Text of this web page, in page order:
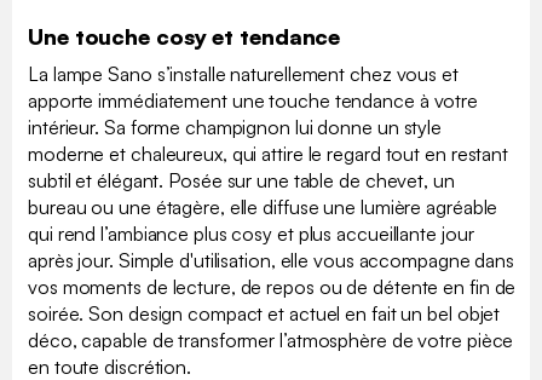
Une touche cosy et tendance
La lampe Sano s’installe naturellement chez vous et
apporte immédiatement une touche tendance à votre
intérieur. Sa forme champignon lui donne un style
moderne et chaleureux, qui attire le regard tout en restant
subtil et élégant. Posée sur une table de chevet, un
bureau ou une étagère, elle diffuse une lumière agréable
qui rend l’ambiance plus cosy et plus accueillante jour
après jour. Simple d'utilisation, elle vous accompagne dans
vos moments de lecture, de repos ou de détente en fin de
soirée. Son design compact et actuel en fait un bel objet
déco, capable de transformer l’atmosphère de votre pièce
en toute discrétion.